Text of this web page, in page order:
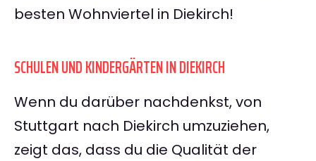
besten Wohnviertel in Diekirch!
SCHULEN UND KINDERGÄRTEN IN DIEKIRCH
Wenn du darüber nachdenkst, von
Stuttgart nach Diekirch umzuziehen,
zeigt das, dass du die Qualität der